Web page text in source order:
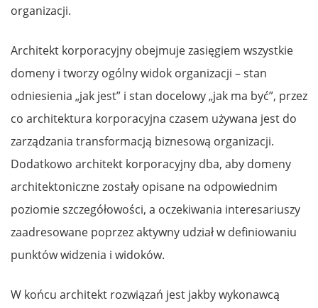
organizacji.
Architekt korporacyjny obejmuje zasięgiem wszystkie
domeny i tworzy ogólny widok organizacji – stan
odniesienia „jak jest” i stan docelowy „jak ma być”, przez
co architektura korporacyjna czasem używana jest do
zarządzania transformacją biznesową organizacji.
Dodatkowo architekt korporacyjny dba, aby domeny
architektoniczne zostały opisane na odpowiednim
poziomie szczegółowości, a oczekiwania interesariuszy
zaadresowane poprzez aktywny udział w definiowaniu
punktów widzenia i widoków.
W końcu architekt rozwiązań jest jakby wykonawcą